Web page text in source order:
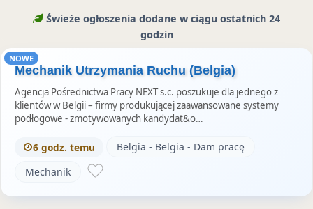
Świeże ogłoszenia dodane w ciągu ostatnich 24
godzin
NOWE
Mechanik Utrzymania Ruchu (Belgia)
Agencja Pośrednictwa Pracy NEXT s.c. poszukuje dla jednego z
klientów w Belgii – firmy produkującej zaawansowane systemy
podłogowe - zmotywowanych kandydat&o…
6 godz. temu
Belgia - Belgia - Dam pracę
Mechanik